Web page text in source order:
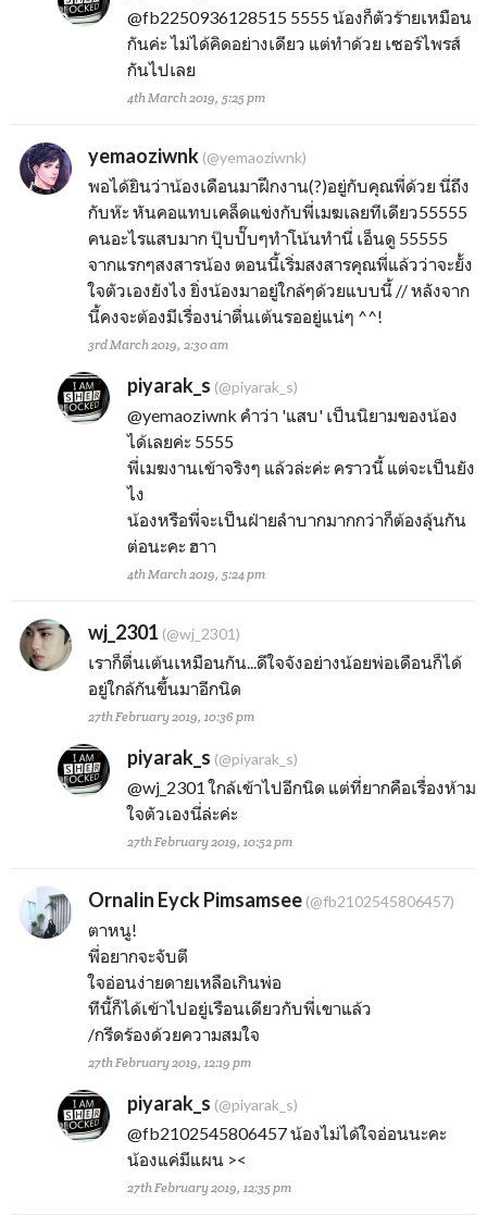
@fb22509361285155555 น้องก็ตัวร้ายเหมือน
กันค่ะ ไม่ได้คิดอย่างเดียว แต่ทำด้วย เซอร์ไพรส์
กันไปเลย
4th March 2019, 5:25 pm
yemaoziwnk (@yemaoziwnk)
พอได้ยินว่าน้องเดือนมาฝึกงาน(?)อยู่กับคุณพี่ด้วย นี่ถึง
กับห๊ะ หันคอแทบเคล็ดแข่งกับพี่เมฆเลยทีเดียว55555
คนอะไรแสบมาก ปุ๊บปั๊บๆทำโน้นทำนี่ เอ็นดู 55555
จากแรกๆสงสารน้อง ตอนนี้เริ่มสงสารคุณพี่แล้วว่าจะยั้ง
ใจตัวเองยังไง ยิ่งน้องมาอยู่ใกล้ๆด้วยแบบนี้ // หลังจาก
นี้คงจะต้องมีเรื่องน่าตื่นเต้นรออยู่แน่ๆ ^^!
3rd March 2019, 2:30 am
piyarak_s (@piyarak_s)
@yemaoziwnk คำว่า 'แสบ' เป็นนิยามของน้อง
ได้เลยค่ะ 5555
พี่เมฆงานเข้าจริงๆ แล้วล่ะค่ะ คราวนี้ แต่จะเป็นยัง
ไง
น้องหรือพี่จะเป็นฝ่ายลำบากมากกว่าก็ต้องลุ้นกัน
ต่อนะคะ ฮาา
4th March 2019, 5:24 pm
wj_2301 (@wj_2301)
เราก็ตื่นเต้นเหมือนกัน...ดีใจจังอย่างน้อยพ่อเดือนก็ได้
อยู่ใกล้กันขึ้นมาอีกนิด
27th February 2019, 10:36 pm
piyarak_s (@piyarak_s)
@wj_2301 ใกล้เข้าไปอีกนิด แต่ที่ยากคือเรื่องห้าม
ใจตัวเองนี่ล่ะค่ะ
27th February 2019, 10:52 pm
Ornalin Eyck Pimsamsee (@fb2102545806457)
ตาหนู!
พี่อยากจะจับตี
ใจอ่อนง่ายดายเหลือเกินพ่อ
ทีนี้ก็ได้เข้าไปอยู่เรือนเดียวกับพี่เขาแล้ว
/กรีดร้องด้วยความสมใจ
27th February 2019, 12:19 pm
piyarak_s (@piyarak_s)
@fb2102545806457น้องไม่ได้ใจอ่อนนะคะ
น้องแค่มีแผน ><
27th February 2019, 12:35 pm